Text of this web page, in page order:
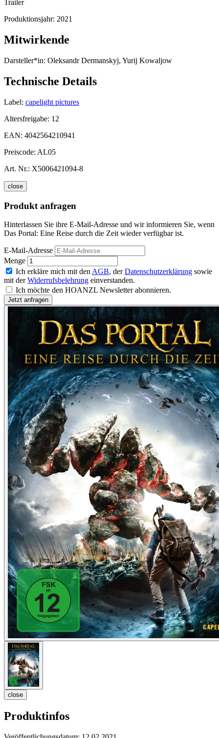
Trailer
Produktionsjahr: 2021
Mitwirkende
Darsteller*in: Oleksandr Dermanskyj, Yurij Kowaljow
Technische Details
Label: capelight pictures
Altersfreigabe: 12
EAN: 4042564210941
Preiscode: AL05
Art. Nr.: X5006421094-8
close
Produkt anfragen
Hinterlassen Sie ihre E-Mail-Adresse und wir informieren Sie, wenn
Das Portal: Eine Reise durch die Zeit wieder verfügbar ist.
E-Mail-Adresse
Menge
Ich erkläre mich mit den AGB, derDatenschutzerklärung sowie
mit derWiderrufsbelehrung einverstanden.
Ich möchte den HOANZL Newsletter abonnieren.
close
Produktinfos